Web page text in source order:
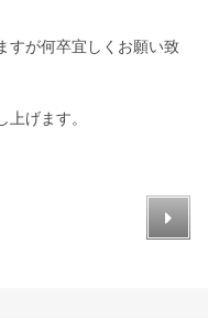
すが何卒宜しくお願い致
げます。